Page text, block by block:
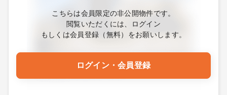
こちらは会員限定の非公開物件です。
閲覧いただくには、ログイン
もしくは会員登録（無料）をお願いします。
ログイン・会員登録